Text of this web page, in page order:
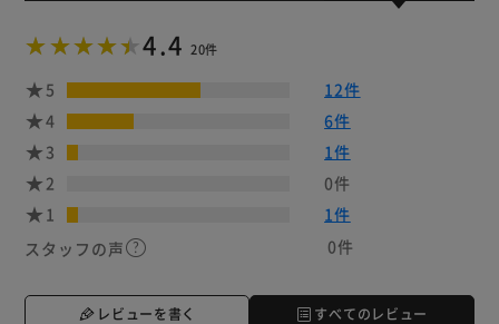
4.4 20件
5
12件
4
6件
3
1件
2
0件
1
1件
スタッフの声
0件
レビューを書く すべてのレビュー